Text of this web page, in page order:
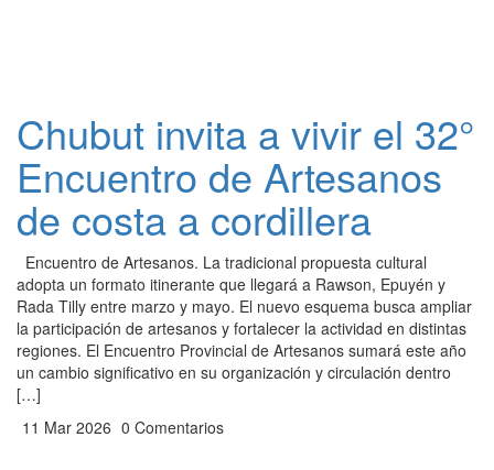
Chubut invita a vivir el 32°
Encuentro de Artesanos
de costa a cordillera
Encuentro de Artesanos. La tradicional propuesta cultural
adopta un formato itinerante que llegará a Rawson, Epuyén y
Rada Tilly entre marzo y mayo. El nuevo esquema busca ampliar
la participación de artesanos y fortalecer la actividad en distintas
regiones. El Encuentro Provincial de Artesanos sumará este año
un cambio significativo en su organización y circulación dentro
[…]
11 Mar 2026 0 Comentarios